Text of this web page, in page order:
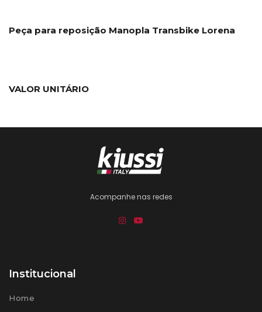
Peça para reposição Manopla Transbike Lorena
VALOR UNITÁRIO
Acompanhe nas redes
Institucional
Home